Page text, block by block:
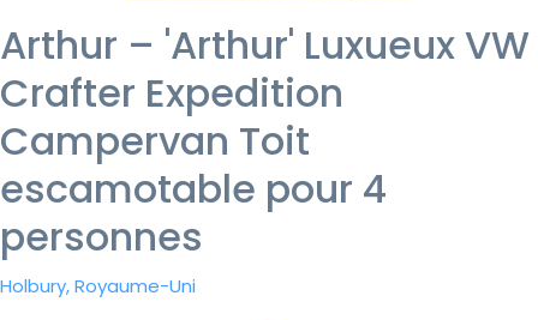
Arthur – 'Arthur' Luxueux VW
Crafter Expedition
Campervan Toit
escamotable pour 4
personnes
Holbury, Royaume-Uni